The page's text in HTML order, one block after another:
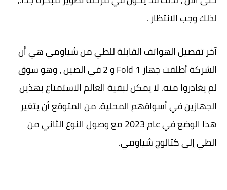
لذلك وجب الانتظار .
آخر تفصيل الهواتف القابلة للطي من شياومي هي أن
الشركة أطلقت جهاز Fold 1 و 2 في الصين ، وهو سوق
لم يغادروا منه. لا يمكن لبقية العالم الاستمتاع بهذين
الجهازين في أسواقهم المحلية. من المتوقع أن يتغير
هذا الوضع في عام 2023 مع وصول النوع الثاني من
الطي إلى كتالوج شياومي.